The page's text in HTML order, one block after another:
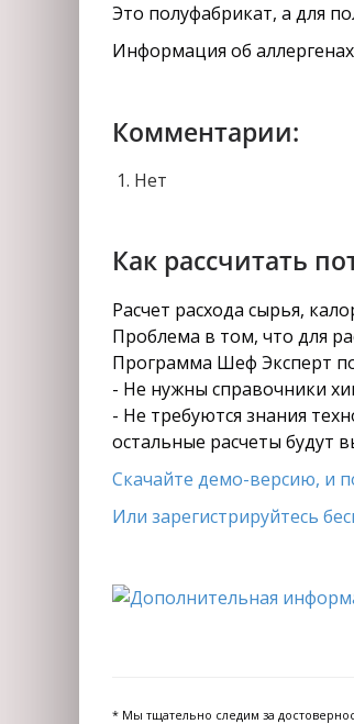
Это полуфабрикат, а для
Информация об
Комментарии:
Нет
Как рассчитать
Расчет расхода сырья,
Проблема в том, что для
Программа Шеф Эксперт
- Не нужны справочники
- Не требуются знания
остальные расчеты будут
Скачайте демо-версию, и
Или зарегистрируйтесь
* Мы тщательно следим за